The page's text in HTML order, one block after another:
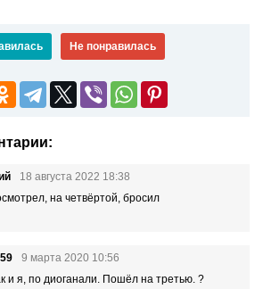
Не понравилась
18 августа 2022 18:38
на четвёртой, бросил
9 марта 2020 10:56
и я, по диоганали. Пошёл на третью. ?